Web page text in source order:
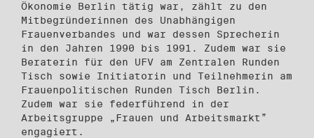
Ökonomie Berlin tätig war, zählt zu den
Mitbegründerinnen des Unabhängigen
Frauenverbandes und war dessen Sprecherin
in den Jahren 1990 bis 1991. Zudem war sie
Beraterin für den UFV am Zentralen Runden
Tisch sowie Initiatorin und Teilnehmerin am
Frauenpolitischen Runden Tisch Berlin.
Zudem war sie federführend in der
Arbeitsgruppe „Frauen und Arbeitsmarkt”
engagiert.